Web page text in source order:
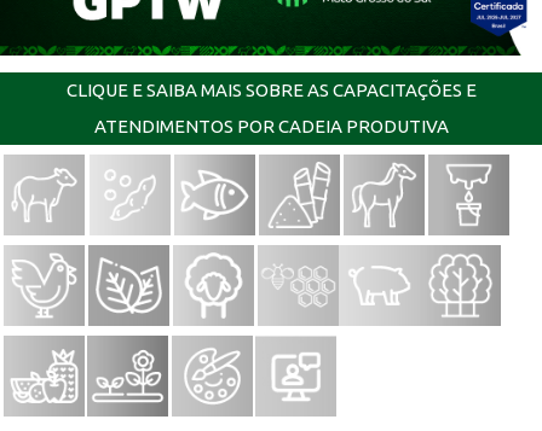
CLIQUE E SAIBA MAIS SOBRE AS CAPACITAÇÕES E
ATENDIMENTOS POR CADEIA PRODUTIVA